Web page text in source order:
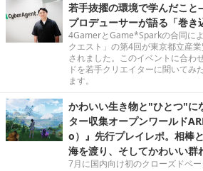
若手抜擢の環境で学んだこ
プロデューサーが語る「巻き
4GamerとGame*Sparkの合同に
クエスト」の第4回が東京都立産
されました。このイベントに合わ
ドを若手クリエイターに聞いてみ
ます。
かわいい生き物と"ひとつ"
ター収集オープンワールド
o）』先行プレイレポ。相棒
海を渡り、そしてかわいい群
7月に国内向け初のクローズドベー